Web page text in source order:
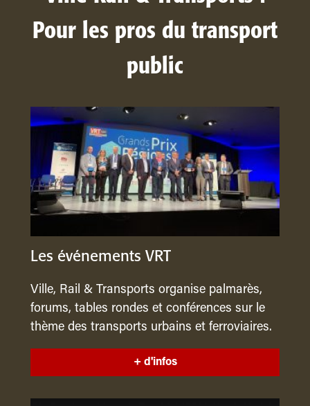
Pour les pros du transport
public
Les événements VRT
Ville, Rail & Transports organise palmarès,
forums, tables rondes et conférences sur le
thème des transports urbains et ferroviaires.
+ d'infos